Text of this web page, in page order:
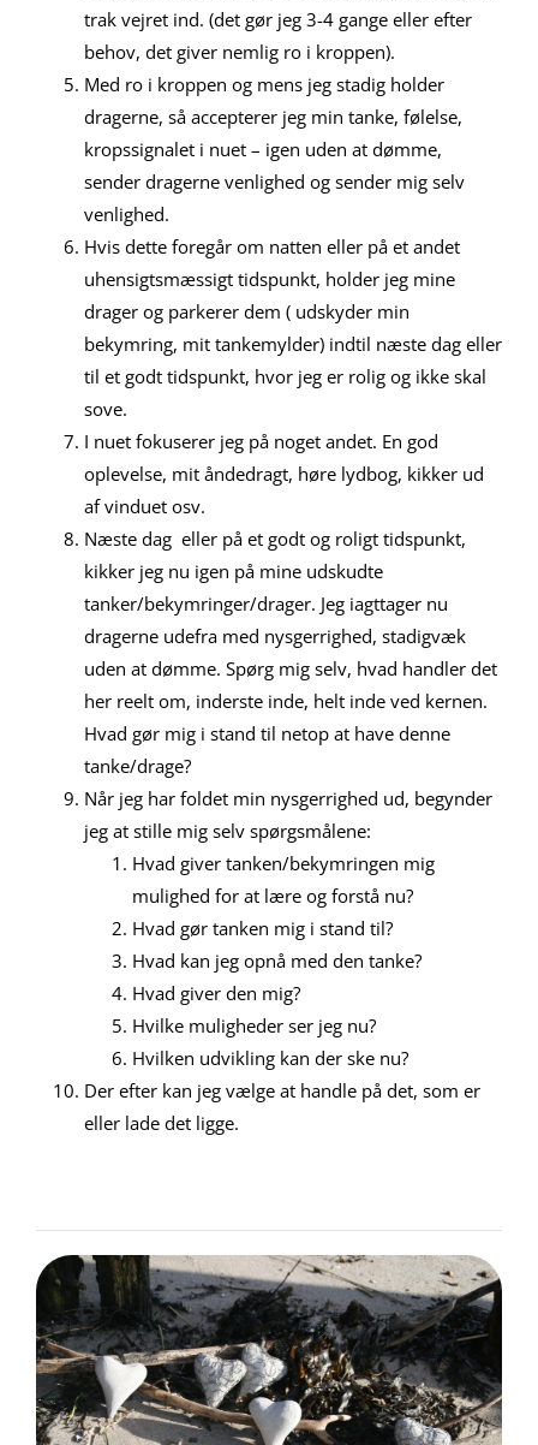
trak vejret ind. (det gør jeg 3-4 gange eller efter
behov, det giver nemlig ro i kroppen).
Med ro i kroppen og mens jeg stadig holder
dragerne, så accepterer jeg min tanke, følelse,
kropssignalet i nuet – igen uden at dømme,
sender dragerne venlighed og sender mig selv
venlighed.
Hvis dette foregår om natten eller på et andet
uhensigtsmæssigt tidspunkt, holder jeg mine
drager og parkerer dem ( udskyder min
bekymring, mit tankemylder) indtil næste dag eller
til et godt tidspunkt, hvor jeg er rolig og ikke skal
sove.
I nuet fokuserer jeg på noget andet. En god
oplevelse, mit åndedragt, høre lydbog, kikker ud
af vinduet osv.
Næste dag eller på et godt og roligt tidspunkt,
kikker jeg nu igen på mine udskudte
tanker/bekymringer/drager. Jeg iagttager nu
dragerne udefra med nysgerrighed, stadigvæk
uden at dømme. Spørg mig selv, hvad handler det
her reelt om, inderste inde, helt inde ved kernen.
Hvad gør mig i stand til netop at have denne
tanke/drage?
Når jeg har foldet min nysgerrighed ud, begynder
jeg at stille mig selv spørgsmålene:
Hvad giver tanken/bekymringen mig
mulighed for at lære og forstå nu?
Hvad gør tanken mig i stand til?
Hvad kan jeg opnå med den tanke?
Hvad giver den mig?
Hvilke muligheder ser jeg nu?
Hvilken udvikling kan der ske nu?
Der efter kan jeg vælge at handle på det, som er
eller lade det ligge.